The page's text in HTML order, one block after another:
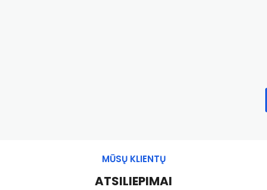
MŪSŲ KLIENTŲ
ATSILIEPIMAI